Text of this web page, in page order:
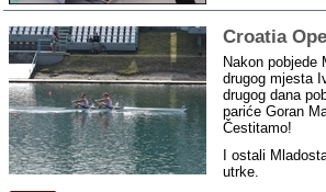
Croatia
Nakon pobjede
drugog mjesta
drugog dana
pariće Goran
Čestitamo!
I ostali
utrke.